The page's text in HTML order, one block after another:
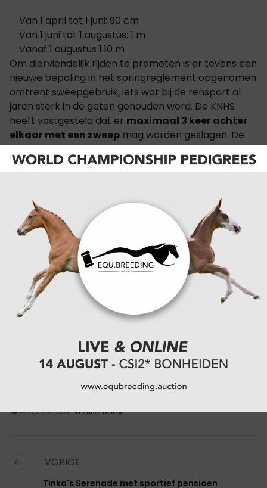
Van 1 april tot 1 juni: 90 cm
Van 1 juni tot 1 augustus: 1 m
Vanaf 1 augustus 1.10 m
Om dierviendelijk rijden te promoten is er tevens een
nieuwe bepaling in het springreglement opgenomen
omtrent sweepgebruik, iets wat bij de rensport al
jaren sterk in de gaten gehouden word. De KNHS
heeft vastgesteld dat er maximaal 3 keer achter
elkaar met een zweep mag worden geslagen. De
zweep mag nooit bovenhands gebruikt worden en
mag ook niet gebruikt worden als de combinatie al is
nemen die er voor zorgt datrubrieken bij meer dan
52 combinatiesworden opgesplitst
, met
uitzondering van rubrieken voor jonge paarden en
rubrieken klasse Z en hoger op categorie 1-
wedstrijden.Per 1 april 2016 wordt de lijst met
toegestane bitten en neusriemen uitgebreid
mag dan bijvoorbeeld ook met een rechte pelham
worden gereden. Ook bepaalde hoofdstellen met
gecombineerde kin-,/neus- en/of keelriemen zijn
het springreglement zijn opgenomen zijn
toegestaan zijn. Een overzicht van de wijzigingen
CATEGORIËN:VARIA,KNHS
VORIGE
Tinka's Serenade met sportief pensioen